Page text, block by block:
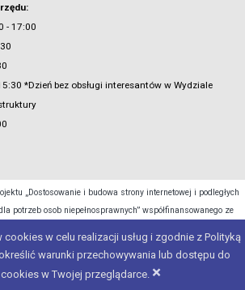
w celu realizacji usług i zgodnie z Polityką
warunki przechowywania lub dostępu do
w Twojej przeglądarce. ×
- 17:00
*Dzień bez obsługi interesantów w Wydziale
„Dostosowanie i budowa strony internetowej i podległych
potrzeb osob niepełnosprawnych” współfinansowanego ze
Miasta Lubawka
e4web studio | Silnik:JSTsystem| Pogoda: